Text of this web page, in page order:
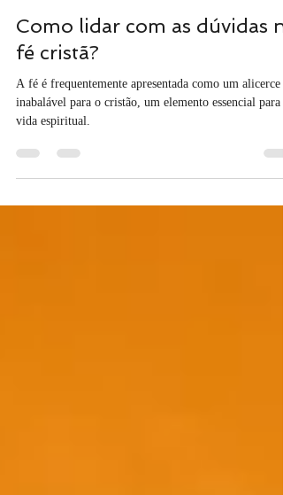
28 de ago. de 2024
4 min de leitura
Como lidar com as dúvidas
fé cristã?
A fé é frequentemente apresentada como um alicerce
vida espiritual.